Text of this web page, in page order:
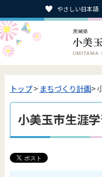
やさしい日本語
トップ> まちづくり計画>
小美玉市生涯